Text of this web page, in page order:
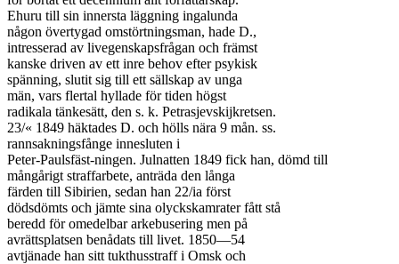
Ehuru till sin innersta läggning ingalunda
någon övertygad omstörtningsman, hade D.,
intresserad av livegenskapsfrågan och främst
kanske driven av ett inre behov efter psykisk
spänning, slutit sig till ett sällskap av unga
män, vars flertal hyllade för tiden högst
radikala tänkesätt, den s. k. Petrasjevskijkretsen.
23/« 1849 häktades D. och hölls nära 9 mån. ss.
rannsakningsfånge innesluten i
Peter-Paulsfäst-ningen. Julnatten 1849 fick han, dömd till
mångårigt straffarbete, anträda den långa
färden till Sibirien, sedan han 22/ia först
dödsdömts och jämte sina olyckskamrater fått stå
beredd för omedelbar arkebusering men på
avrättsplatsen benådats till livet. 1850—54
avtjänade han sitt tukthusstraff i Omsk och